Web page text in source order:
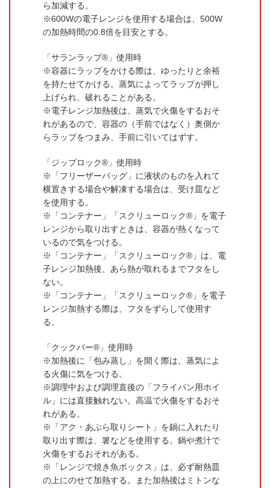
ら加減する。
600Wの電子レンジを使用する場合は、500W
の加熱時間の0.8倍を目安とする。
「サランラップ®」使用時
容器にラップをかける際は、ゆったりと余裕
を持たせてかける。蒸気によってラップが押し
上げられ、破れることがある。
電子レンジ加熱後は、蒸気で火傷をするおそ
れがあるので、容器の（手前ではなく）奥側か
らラップをつまみ、手前に引いてはずす。
「ジップロック®」使用時
「フリーザーバッグ」に液状のものを入れて
横置きする場合や解凍する場合は、受け皿など
を使用する。
「コンテナー」「スクリューロック®」を電子
レンジから取り出すときは、容器が熱くなって
いるので気をつける。
「コンテナー」「スクリューロック®」は、電
子レンジ加熱後、あら熱が取れるまでフタをし
ない。
「コンテナー」「スクリューロック®」を電子
レンジ加熱する際は、フタをずらして使用す
る。
「クックパー®」使用時
加熱後に「包み蒸し」を開く際は、蒸気によ
る火傷に気をつける。
調理中および調理直後の「フライパン用ホイ
ル」には直接触れない。高温で火傷をするおそ
れがある。
「アク・あぶら取りシート」を鍋に入れたり
取り出す際は、箸などを使用する。鍋や煮汁で
火傷をするおそれがある。
「レンジで焼き魚ボックス」は、必ず耐熱皿
の上にのせて加熱する。また加熱後はミトンな